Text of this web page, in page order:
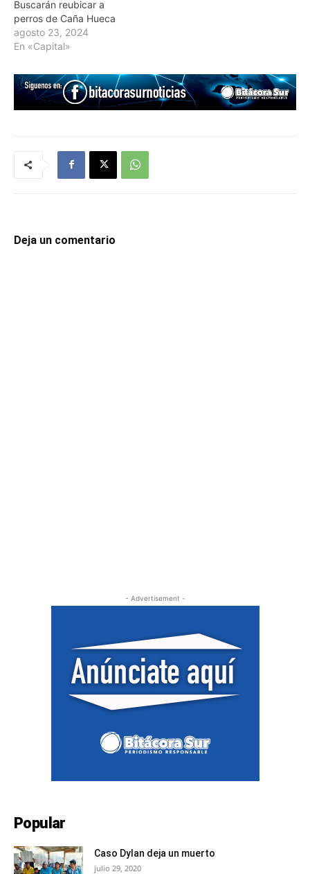
Buscarán reubicar a
perros de Caña Hueca
agosto 23, 2024
En «Capital»
Deja un comentario
- Advertisement -
Popular
Caso Dylan deja un muerto
julio 29, 2020